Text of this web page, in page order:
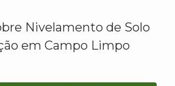
Nivelamento de Solo
em Campo Limpo